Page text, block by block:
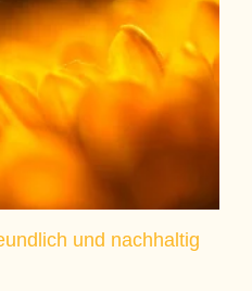
und nachhaltig